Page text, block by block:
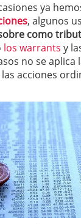
ya
, algunos
como
los warrants y
no se aplica
acciones